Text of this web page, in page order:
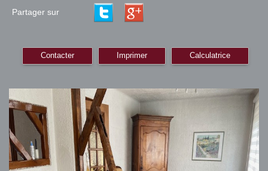
Partager sur
Contacter Imprimer Calculatrice